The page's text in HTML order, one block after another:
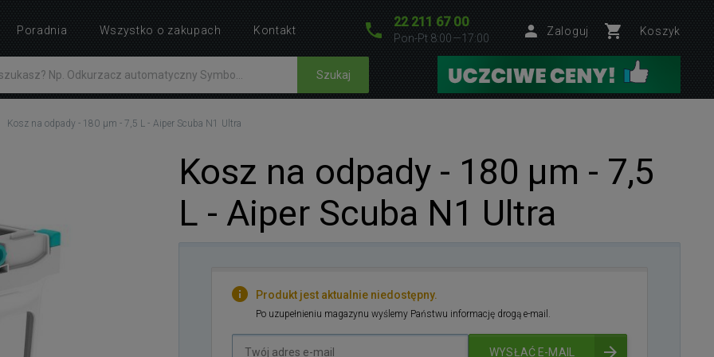
22 211 67 00
Pon-Pt 8:00—17:00
Zaloguj Koszyk
Szukaj
Kosz na odpady - 180 µm - 7,5 L - Aiper Scuba N1 Ultra
Kosz na odpady - 180 µm - 7,5
L - Aiper Scuba N1 Ultra
Produkt jest aktualnie niedostępny.
Po uzupełnieniu magazynu wyślemy Państwu informację drogą e-mail.
WYSŁAĆ E-MAIL
Poradnia Wszystko o zakupach Kontakt